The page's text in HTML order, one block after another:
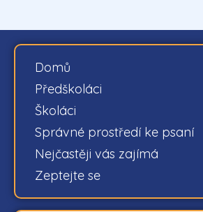
Domů
Předškoláci
Školáci
Správné prostředí ke psaní
Nejčastěji vás zajímá
Zeptejte se